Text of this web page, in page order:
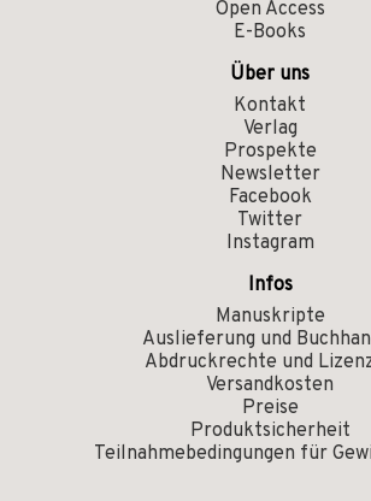
Open Access
E-Books
Über uns
Kontakt
Verlag
Prospekte
Newsletter
Facebook
Twitter
Instagram
Infos
Manuskripte
Auslieferung und
Abdruckrechte und
Versandkosten
Preise
Produktsicherheit
Teilnahmebedingungen für